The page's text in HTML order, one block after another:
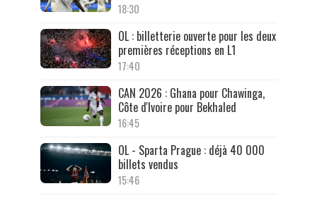
18:30
OL : billetterie ouverte pour les deux
premières réceptions en L1
17:40
CAN 2026 : Ghana pour Chawinga,
Côte d'Ivoire pour Bekhaled
16:45
OL - Sparta Prague : déjà 40 000
billets vendus
15:46